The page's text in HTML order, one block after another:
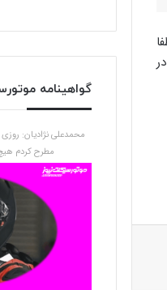
گواهینامه
محمدعلی نژادیان:
مطرح کردم